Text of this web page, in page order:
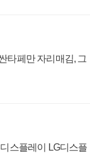
타페만 자리매김, 그
스플레이 LG디스플